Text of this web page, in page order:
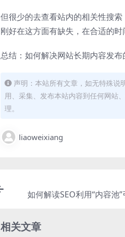
但很少的去查看站内的相关性搜
刚好在这方面有缺失，在合适的时
总结：如何解决网站长期内容发
声明：本站所有文章，如无特殊说
用、采集、发布本站内容到任何网站
理。
liaoweixiang
如何解读SEO利用“内容池
相关文章